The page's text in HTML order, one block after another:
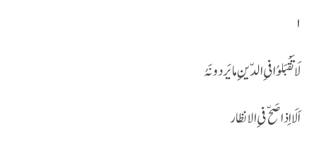
۱
لَا تَقْبَلوُا فیِ الدّینِ ما یَردونَہُ
اَلَا اِذا صَحّ فیِ الا نظار